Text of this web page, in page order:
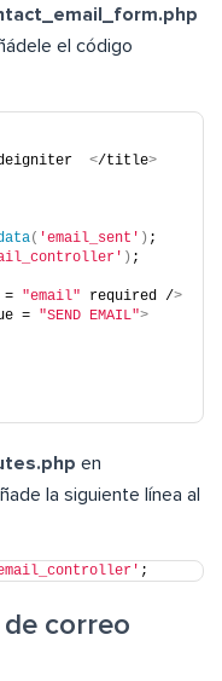
el código
</title>
( 'email_sent' ) ;
) ;
= "email" required />
= "SEND EMAIL">
en
la siguiente línea al
;
correo